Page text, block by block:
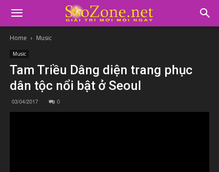
Home Music
Music
Tam Triều Dâng diện trang phục
dân tộc nổi bật ở Seoul
03/04/2017 0